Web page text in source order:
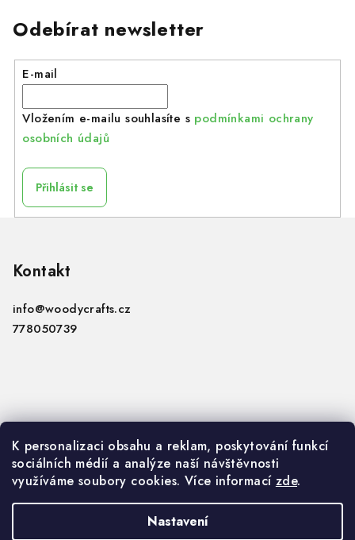
K personalizaci obsahu a reklam, poskytování funkcí
sociálních médií a analýze naší návštěvnosti
využíváme soubory cookies. Více informací zde.
Nastavení
Odebírat newsletter
E-mail
Vložením e-mailu souhlasíte s podmínkami ochrany
osobních údajů
Přihlásit se
Kontakt
info@woodycrafts.cz
778050739
VOP
GDPR